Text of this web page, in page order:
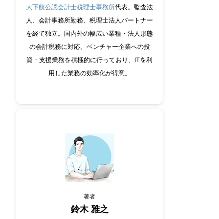
大下航公認会計士税理士事務所代表。監査法
人、会計事務所勤務、税理士法人パートナー
を経て独立。国内外の幅広い業種・法人形態
の会計税務に対応。ベンチャー企業への投
資・支援業務を積極的に行っており、ITを利
用した業務の効率化が得意。
著者
鈴木 雅之